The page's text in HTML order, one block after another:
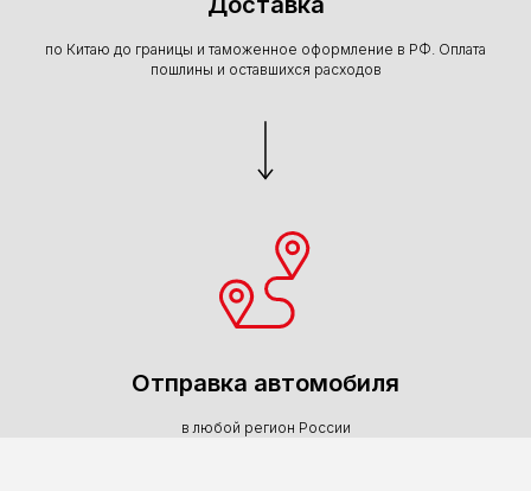
по Китаю до границы и таможенное оформление в РФ. Оплата
пошлины и оставшихся расходов
Отправка автомобиля
в любой регион России